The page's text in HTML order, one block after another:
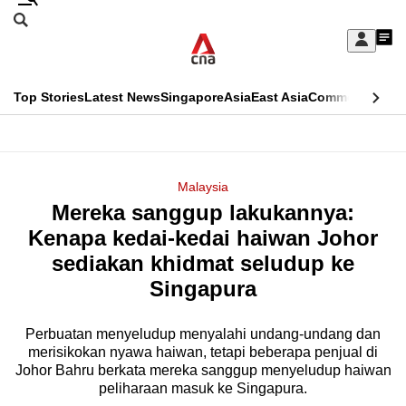
Skip
Sign
My
menu
Search
CNAR
Top StoriesLatest NewsSingaporeAsiaEast AsiaCommentary
Menu
Malaysia
Mereka sanggup lakukannya:
Kenapa kedai-kedai haiwan Johor
sediakan khidmat seludup ke
Singapura
Perbuatan menyeludup menyalahi undang-undang dan
merisikokan nyawa haiwan, tetapi beberapa penjual di
Johor Bahru berkata mereka sanggup menyeludup haiwan
peliharaan masuk ke Singapura.
This
longer
supported
know
it's
a